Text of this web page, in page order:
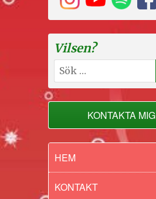
Vilsen?
Sök
efter:
KONTAKTA MIG
HEM
KONTAKT